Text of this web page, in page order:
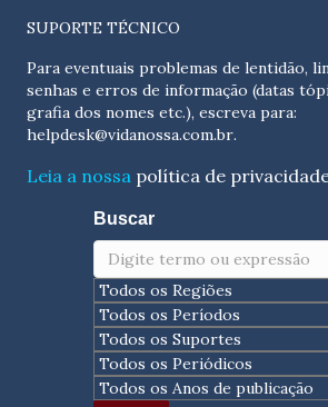
SUPORTE TÉCNICO
Para eventuais problemas de lentidão,
senhas e erros de informação (datas
helpdesk@vidanossa.com.br.
Leia a nossa política de
Buscar